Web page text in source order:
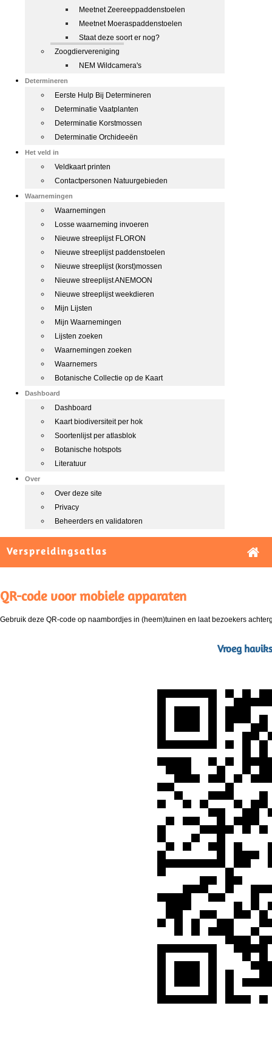
Meetnet Zeereeppaddenstoelen
Meetnet Moeraspaddenstoelen
Staat deze soort er nog?
Zoogdiervereniging
NEM Wildcamera's
Determineren
Eerste Hulp Bij Determineren
Determinatie Vaatplanten
Determinatie Korstmossen
Determinatie Orchideeën
Het veld in
Veldkaart printen
Contactpersonen Natuurgebieden
Waarnemingen
Waarnemingen
Losse waarneming invoeren
Nieuwe streeplijst FLORON
Nieuwe streeplijst paddenstoelen
Nieuwe streeplijst (korst)mossen
Nieuwe streeplijst ANEMOON
Nieuwe streeplijst weekdieren
Mijn Lijsten
Mijn Waarnemingen
Lijsten zoeken
Waarnemingen zoeken
Waarnemers
Botanische Collectie op de Kaart
Dashboard
Dashboard
Kaart biodiversiteit per hok
Soortenlijst per atlasblok
Botanische hotspots
Literatuur
Over
Over deze site
Privacy
Beheerders en validatoren
Verspreidingsatlas
QR-code voor mobiele apparaten
Gebruik deze QR-code op naambordjes in (heem)tuinen en laat bezoekers
Vroeg